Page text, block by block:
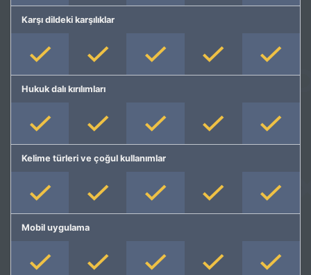
Karşı dildeki karşılıklar
Hukuk dalı kırılımları
Kelime türleri ve çoğul kullanımlar
Mobil uygulama